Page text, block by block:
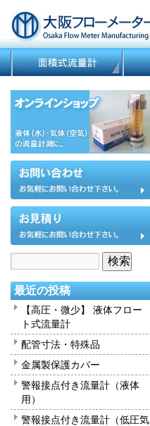
最近の投稿
【高圧・微少】 液体フロー
ト式流量計
配管寸法・特殊品
金属製保護カバー
警報接点付き流量計（液体
用）
警報接点付き流量計（低圧気